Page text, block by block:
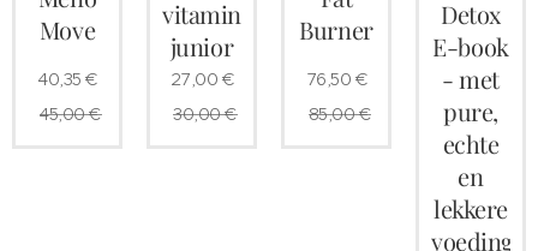
Move
40,35 €
45,00€
vitamins
junior
27,00 €
30,00€
Burner
76,50 €
85,00€
Detox
E-book
- met
pure,
echte
en
lekkere
voeding